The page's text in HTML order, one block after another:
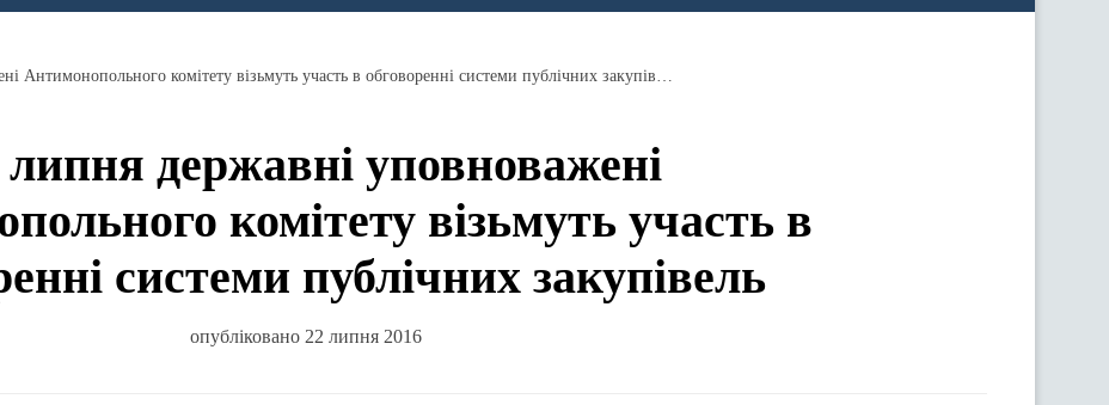
25 липня державні уповноважені Антимонопольного комітету візьмуть участь в обговоренні системи публічних закупівель
липня державні уповноважені
комітету візьмуть участь в
системи публічних закупівель
опубліковано 22 липня 2016